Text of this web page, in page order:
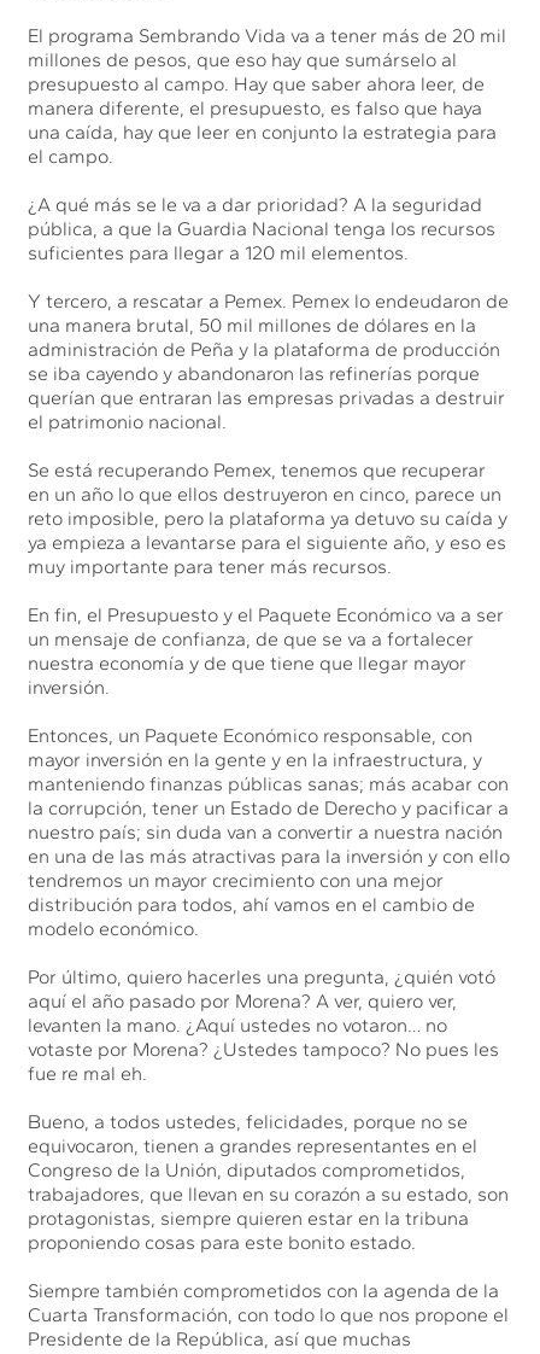
El programa Sembrando Vida va a tener más de 20 mil
millones de pesos, que eso hay que sumárselo al
presupuesto al campo. Hay que saber ahora leer, de
manera diferente, el presupuesto, es falso que haya
una caída, hay que leer en conjunto la estrategia para
el campo.
¿A qué más se le va a dar prioridad? A la seguridad
pública, a que la Guardia Nacional tenga los recursos
suficientes para llegar a 120 mil elementos.
Y tercero, a rescatar a Pemex. Pemex lo endeudaron de
una manera brutal, 50 mil millones de dólares en la
administración de Peña y la plataforma de producción
se iba cayendo y abandonaron las refinerías porque
querían que entraran las empresas privadas a destruir
el patrimonio nacional.
Se está recuperando Pemex, tenemos que recuperar
en un año lo que ellos destruyeron en cinco, parece un
reto imposible, pero la plataforma ya detuvo su caída y
ya empieza a levantarse para el siguiente año, y eso es
muy importante para tener más recursos.
En fin, el Presupuesto y el Paquete Económico va a ser
un mensaje de confianza, de que se va a fortalecer
nuestra economía y de que tiene que llegar mayor
inversión.
Entonces, un Paquete Económico responsable, con
mayor inversión en la gente y en la infraestructura, y
manteniendo finanzas públicas sanas; más acabar con
la corrupción, tener un Estado de Derecho y pacificar a
nuestro país; sin duda van a convertir a nuestra nación
en una de las más atractivas para la inversión y con ello
tendremos un mayor crecimiento con una mejor
distribución para todos, ahí vamos en el cambio de
modelo económico.
Por último, quiero hacerles una pregunta, ¿quién votó
aquí el año pasado por Morena? A ver, quiero ver,
levanten la mano. ¿Aquí ustedes no votaron… no
votaste por Morena? ¿Ustedes tampoco? No pues les
fue re mal eh.
Bueno, a todos ustedes, felicidades, porque no se
equivocaron, tienen a grandes representantes en el
Congreso de la Unión, diputados comprometidos,
trabajadores, que llevan en su corazón a su estado, son
protagonistas, siempre quieren estar en la tribuna
proponiendo cosas para este bonito estado.
Siempre también comprometidos con la agenda de la
Cuarta Transformación, con todo lo que nos propone el
Presidente de la República, así que muchas